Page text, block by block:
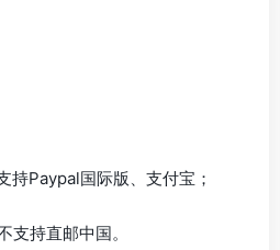
持Paypal国际版、支付宝；
支持直邮中国。